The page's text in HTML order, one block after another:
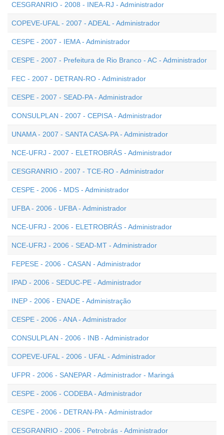
CESGRANRIO - 2008 - INEA-RJ - Administrador
COPEVE-UFAL - 2007 - ADEAL - Administrador
CESPE - 2007 - IEMA - Administrador
CESPE - 2007 - Prefeitura de Rio Branco - AC - Administrador
FEC - 2007 - DETRAN-RO - Administrador
CESPE - 2007 - SEAD-PA - Administrador
CONSULPLAN - 2007 - CEPISA - Administrador
UNAMA - 2007 - SANTA CASA-PA - Administrador
NCE-UFRJ - 2007 - ELETROBRÁS - Administrador
CESGRANRIO - 2007 - TCE-RO - Administrador
CESPE - 2006 - MDS - Administrador
UFBA - 2006 - UFBA - Administrador
NCE-UFRJ - 2006 - ELETROBRÁS - Administrador
NCE-UFRJ - 2006 - SEAD-MT - Administrador
FEPESE - 2006 - CASAN - Administrador
IPAD - 2006 - SEDUC-PE - Administrador
INEP - 2006 - ENADE - Administração
CESPE - 2006 - ANA - Administrador
CONSULPLAN - 2006 - INB - Administrador
COPEVE-UFAL - 2006 - UFAL - Administrador
UFPR - 2006 - SANEPAR - Administrador - Maringá
CESPE - 2006 - CODEBA - Administrador
CESPE - 2006 - DETRAN-PA - Administrador
CESGRANRIO - 2006 - Petrobrás - Administrador